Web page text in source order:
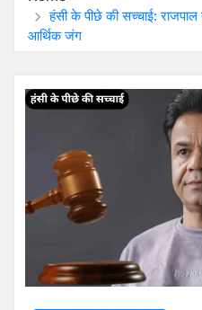
हंसी के पीछे की सच्चाई:
आर्थिक जंग